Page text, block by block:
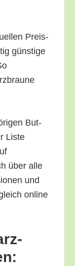
Preis­
güns­ti­ge
But­
Lis­te
über alle
und
online